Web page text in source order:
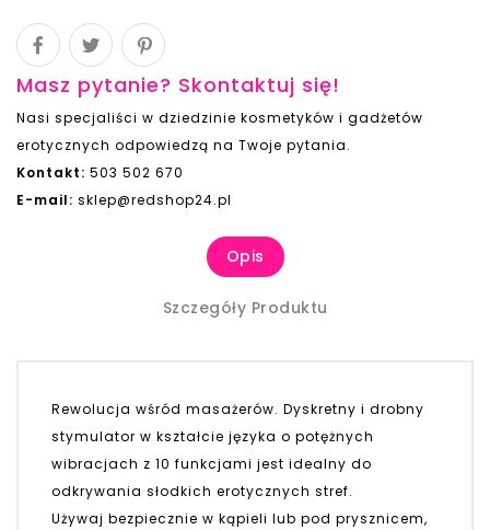
Masz pytanie? Skontaktuj się!
Nasi specjaliści w dziedzinie kosmetyków i gadżetów
erotycznych odpowiedzą na Twoje pytania.
Kontakt: 503 502 670
E-mail: sklep@redshop24.pl
Opis
Szczegóły Produktu
Rewolucja wśród masażerów. Dyskretny i drobny
stymulator w kształcie języka o potężnych
wibracjach z 10 funkcjami jest idealny do
odkrywania słodkich erotycznych stref.
Używaj bezpiecznie w kąpieli lub pod prysznicem,